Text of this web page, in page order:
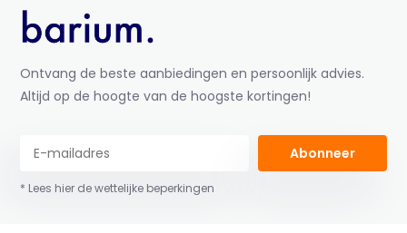
Ontvang de beste aanbiedingen en persoonlijk advies.
Altijd op de hoogte van de hoogste kortingen!
Abonneer
* Lees hier de wettelijke beperkingen